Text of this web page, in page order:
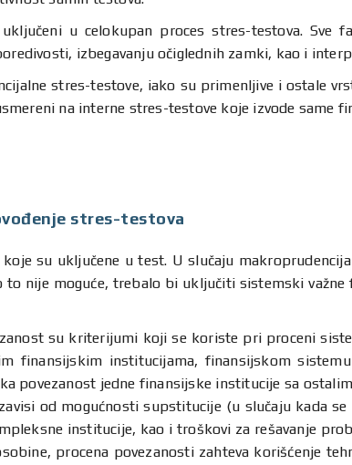
u celokupan proces stres-testova. Sve
izbegavanju očiglednih zamki, kao i
stres-testove, iako su primenljive i ostale
na interne stres-testove koje izvode same
stres-testova
su uključene u test. U slučaju
nije moguće, trebalo bi uključiti sistemski
su kriterijumi koji se koriste pri proceni
finansijskim institucijama, finansijskom
povezanost jedne finansijske institucije sa
od mogućnosti supstitucije (u slučaju kada
institucije, kao i troškovi za rešavanje
procena povezanosti zahteva korišćenje